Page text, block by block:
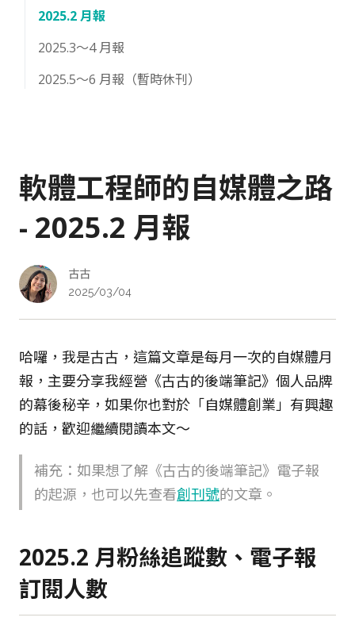
2025.2 月報
2025.3～4 月報
2025.5～6 月報（暫時休刊）
軟體工程師的自媒體之路
- 2025.2 月報
古古
2025/03/04
哈囉，我是古古，這篇文章是每月一次的自媒體月
報，主要分享我經營《古古的後端筆記》個人品牌
的幕後秘辛，如果你也對於「自媒體創業」有興趣
的話，歡迎繼續閱讀本文～
補充：如果想了解《古古的後端筆記》電子報
的起源，也可以先查看創刊號的文章。
2025.2 月粉絲追蹤數、電子報
訂閱人數